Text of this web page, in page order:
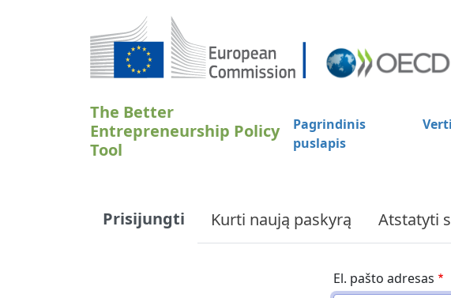
Pereiti į pagrindinį turinį
The Better
Entrepreneurship Policy
Tool
Pagrindinis
puslapis
Primary tabs
Prisijungti Kurti naują paskyrą Atstatyti
El. pašto adresas